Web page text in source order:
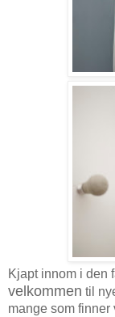
Kjapt innom i den
velkommen til
mange som